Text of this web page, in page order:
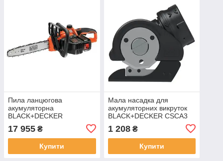
Пила ланцюгова
акумуляторна
BLACK+DECKER
GKC3630L25-QW (Китай)
17 955 ₴
Купити
Мала насадка для
акумуляторних викруток
BLACK+DECKER CSCA3
1 208₴
Купити